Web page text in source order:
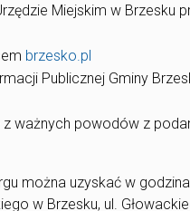
Miejskim w Brzesku
brzesko.pl
Publicznej Gminy
ważnych powodów z
można uzyskać w
w Brzesku, ul.